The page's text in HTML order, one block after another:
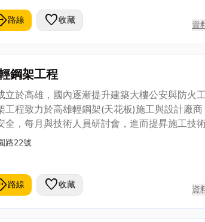
路線 favorite收藏 資
鋼架工程
立於高雄，國內逐漸提升建築大樓公安與防火
工程致力於高雄輕鋼架(天花板)施工與設計廠商
全，每月與技術人員研討會，進而提昇施工技術
築美學。以最新工法搭配為客戶施工廠辦、居家
為重，致力改善環境美觀與居住品質，讓客戶能
路22號
路線 favorite收藏 資